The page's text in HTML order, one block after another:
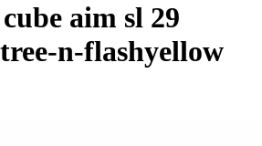
aim sl 29
n-flashyellow